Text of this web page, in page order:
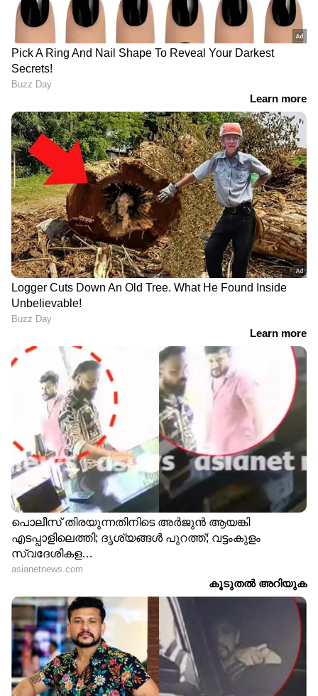
തസ്ളീൻ എന്നിവർ മരിച്ചിരുന്നു.
14
15
പ്രദേശവാസികൾ ദുരിതാശ്വാസ ക്യാമ്പുകളിൽ
നിന്നും വീടുകളിലേക്ക് മടങ്ങി ദിവസങ്ങൾ
മാത്രം പിന്നിടുമ്പോഴാണ് വീണ്ടും ഭീതി പരത്തി
ഉരുൾ പൊട്ടലുണ്ടായത്.കേരളത്തിൽ അടുത്ത 5
ദിവസം വ്യാപകമായ മഴക്കൊപ്പം ഇടിയും
മിന്നലിനും സാധ്യതയെന്നും പ്രവചനമുണ്ട്.
15
15